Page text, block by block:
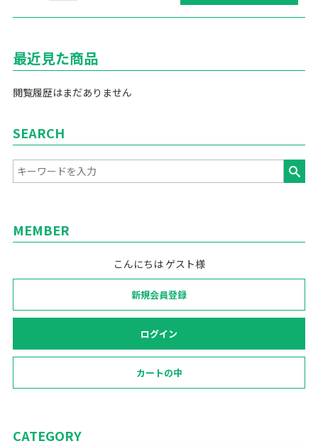
最近見た商品
閲覧履歴はまだありません
SEARCH
MEMBER
こんにちは ゲスト様
新規会員登録
ログイン
カートの中
CATEGORY